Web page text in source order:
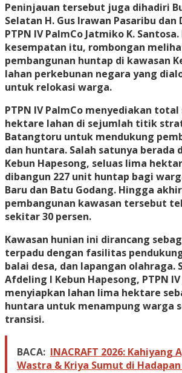
Peninjauan tersebut juga dihadiri
Selatan H. Gus Irawan Pasaribu
PTPN IV PalmCo Jatmiko K.
kesempatan itu, rombongan
pembangunan huntap di kawasan
lahan perkebunan negara yang
untuk relokasi warga.
PTPN IV PalmCo menyediakan
hektare lahan di sejumlah titik
Batangtoru untuk mendukung
dan huntara. Salah satunya berada
Kebun Hapesong, seluas lima
dibangun 227 unit huntap bagi
Baru dan Batu Godang. Hingga
pembangunan kawasan tersebut
sekitar 30 persen.
Kawasan hunian ini dirancang
terpadu dengan fasilitas
balai desa, dan lapangan olahraga.
Afdeling I Kebun Hapesong, PTPN
menyiapkan lahan lima hektare
huntara untuk menampung warga
transisi.
BACA: INACRAFT 2026: Kahiyang
Wastra & Kriya Sumut di